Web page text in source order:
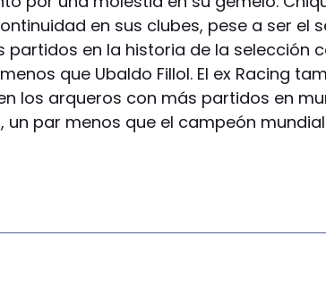
en sus clubes, pese a ser el
partidos en la historia de la selección
que Ubaldo Fillol. El ex Racing
los arqueros con más partidos en
un par menos que el campeón mundial